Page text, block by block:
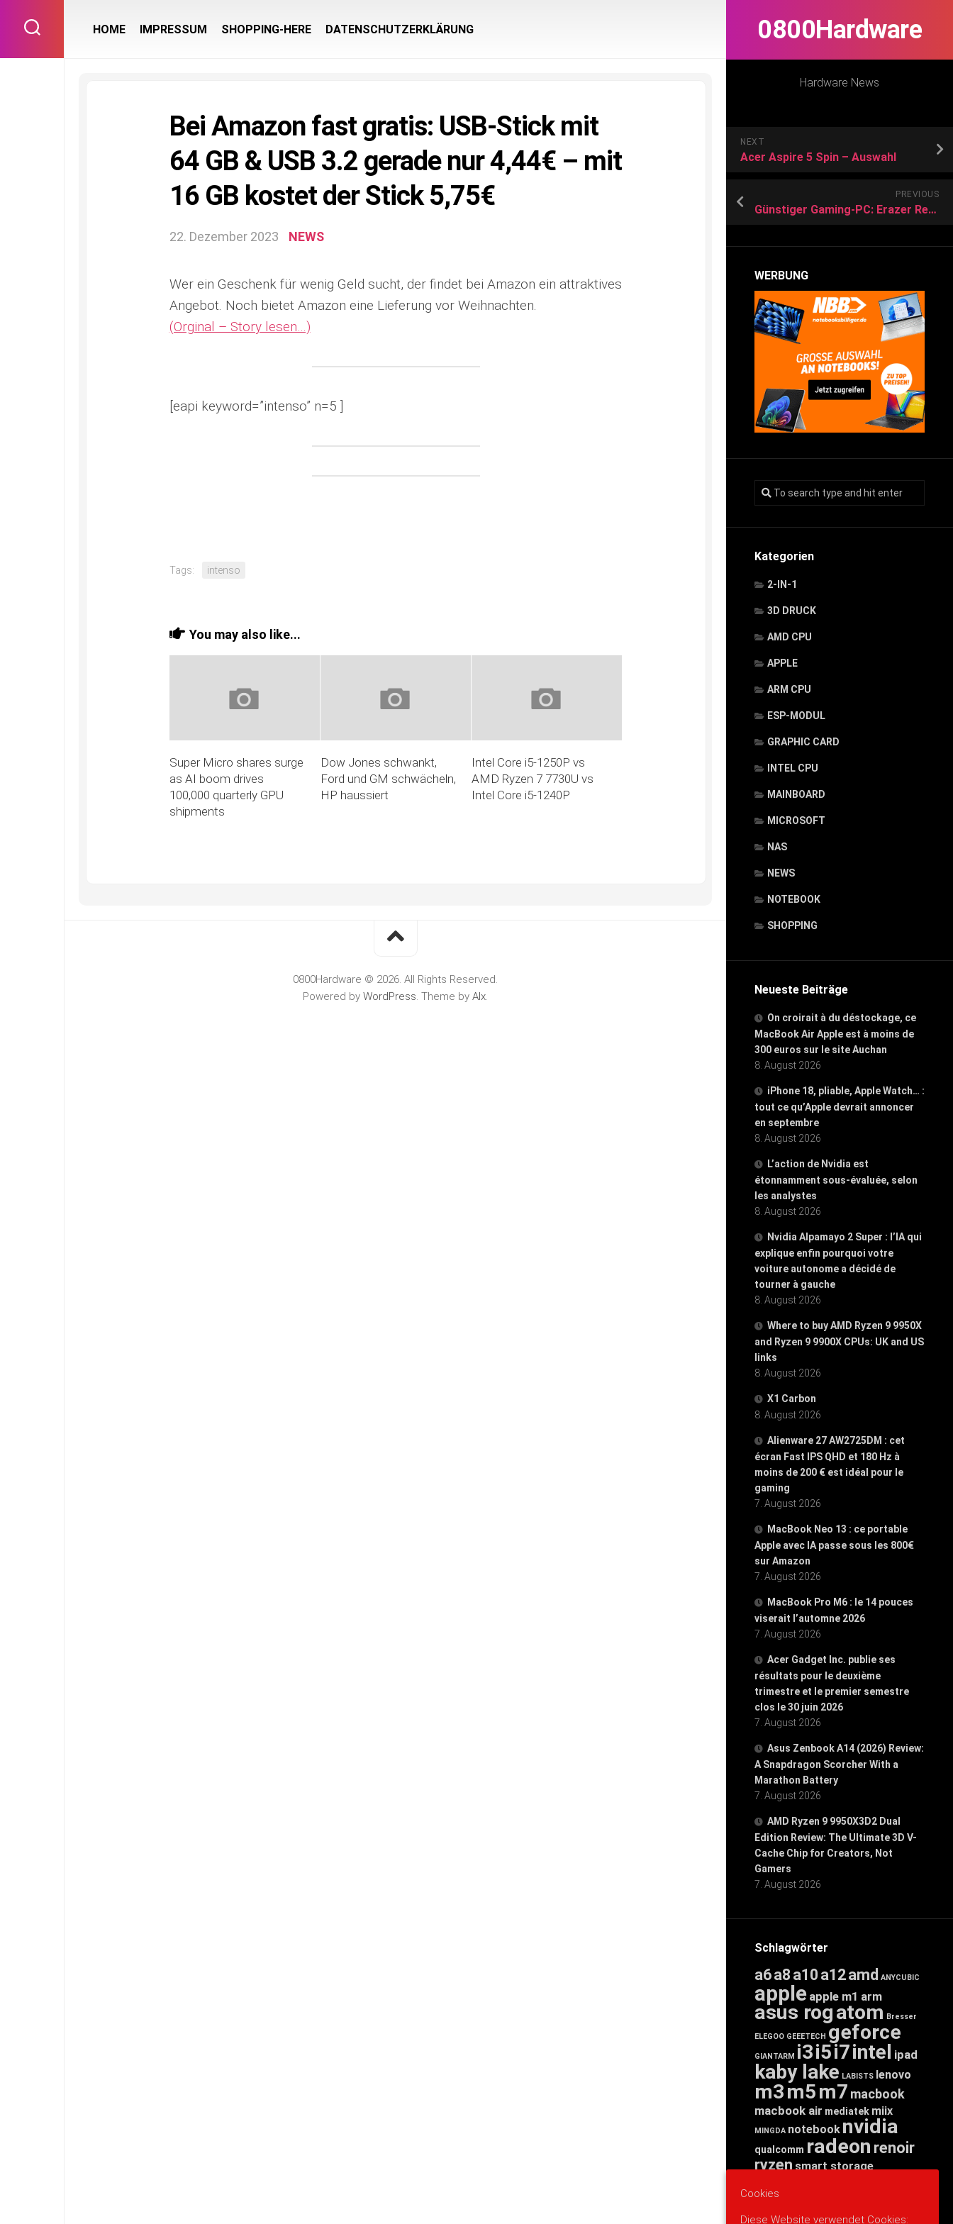
content
0800Hardware
Hardware News
NEXT
Acer Aspire 5 Spin – Auswahl
PREVIOUS
Günstiger Gaming-PC: Erazer Recon E10 bei Aldi
WERBUNG
Kategorien
2-IN-1
3D DRUCK
AMD CPU
APPLE
ARM CPU
ESP-MODUL
GRAPHIC CARD
INTEL CPU
MAINBOARD
MICROSOFT
NAS
NEWS
NOTEBOOK
SHOPPING
Neueste Beiträge
On croirait à du déstockage, ce
MacBook Air Apple est à moins de
300 euros sur le site Auchan
8. August 2026
iPhone 18, pliable, Apple Watch… :
tout ce qu’Apple devrait annoncer
en septembre
8. August 2026
L’action de Nvidia est
étonnamment sous-évaluée, selon
les analystes
8. August 2026
Nvidia Alpamayo 2 Super : l’IA qui
explique enfin pourquoi votre
voiture autonome a décidé de
tourner à gauche
8. August 2026
Where to buy AMD Ryzen 9 9950X
and Ryzen 9 9900X CPUs: UK and US
links
8. August 2026
X1 Carbon
8. August 2026
Alienware 27 AW2725DM : cet
écran Fast IPS QHD et 180 Hz à
moins de 200 € est idéal pour le
gaming
7. August 2026
MacBook Neo 13 : ce portable
Apple avec IA passe sous les 800€
sur Amazon
7. August 2026
MacBook Pro M6 : le 14 pouces
viserait l’automne 2026
7. August 2026
Acer Gadget Inc. publie ses
résultats pour le deuxième
trimestre et le premier semestre
clos le 30 juin 2026
7. August 2026
Asus Zenbook A14 (2026) Review:
A Snapdragon Scorcher With a
Marathon Battery
7. August 2026
AMD Ryzen 9 9950X3D2 Dual
Edition Review: The Ultimate 3D V-
Cache Chip for Creators, Not
Gamers
7. August 2026
Schlagwörter
a6a8 a10 a12amd ANYCUBIC
apple apple m1 arm
asus rogatom Bresser
ELEGOO GEEETECH geforce
GIANTARM i3i5i7intel ipad
kaby lake LABISTS lenovo
m3m5m7 macbook
macbook air mediatek miix
MINGDA notebook nvidia
qualcomm radeon renoir
ryzensmart storage
threadripper
HOME IMPRESSUM SHOPPING-HERE DATENSCHUTZERKLÄRUNG
Bei Amazon fast gratis: USB-Stick mit
64 GB & USB 3.2 gerade nur 4,44€ – mit
16 GB kostet der Stick 5,75€
22. Dezember 2023 NEWS
Wer ein Geschenk für wenig Geld sucht, der findet bei Amazon ein attraktives
Angebot. Noch bietet Amazon eine Lieferung vor Weihnachten.
(Orginal – Story lesen…)
[eapi keyword=”intenso” n=5 ]
Tags: intenso
You may also like...
Super Micro shares surge
as AI boom drives
100,000 quarterly GPU
shipments
Dow Jones schwankt,
Ford und GM schwächeln,
HP haussiert
Intel Core i5-1250P vs
AMD Ryzen 7 7730U vs
Intel Core i5-1240P
0800Hardware © 2026. All Rights Reserved.
Powered by WordPress. Theme by Alx.
Cookies
Diese Website verwendet Cookies: